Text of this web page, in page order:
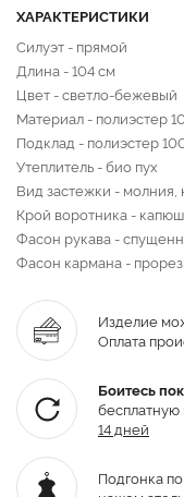
ХАРАКТЕРИСТИКИ
Силуэт - прямой
Длина - 104 cм
Цвет - светло-бежевый
Материал - полиэстер
Подклад - полиэстер
Утеплитель - био пух
Вид застежки - молния,
Крой воротника -
Фасон рукава -
Фасон кармана -
Изделие
Оплата
Боитесь
14 дней
Подгонка